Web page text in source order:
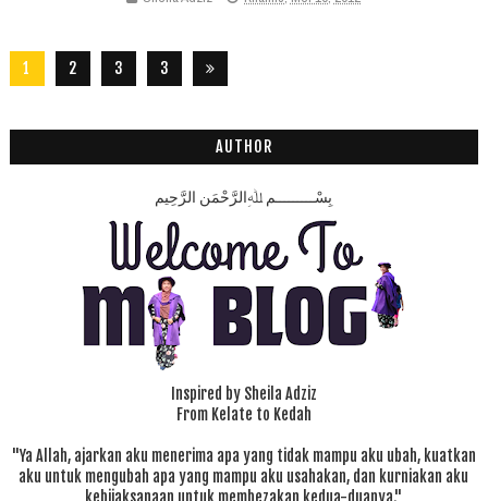
1 2 3
3
AUTHOR
بِسْـــــــــمِ ﷲِالرَّحْمَنِ الرَّحِيم
Inspired by Sheila Adziz
From Kelate to Kedah
"Ya Allah, ajarkan aku menerima apa yang tidak mampu aku ubah, kuatkan
aku untuk mengubah apa yang mampu aku usahakan, dan kurniakan aku